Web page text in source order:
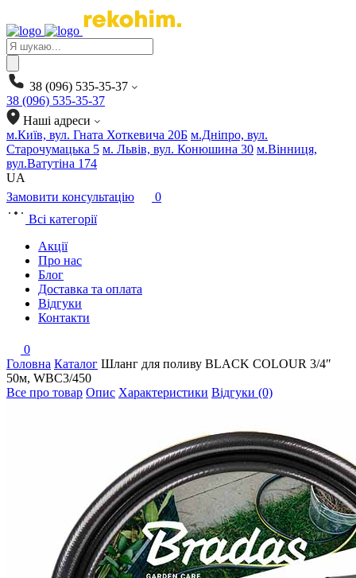
Products
search
38 (096) 535-35-37
38 (096) 535-35-37
Наші адреси
м.Київ, вул. Гната Хоткевича 20Б м.Дніпро, вул.
Старочумацька 5 м. Львів, вул. Конюшина 30 м.Вінниця,
вул.Ватутіна 174
UA
Замовити консультацію
0
Всі категорії
Акції
Про нас
Блог
Доставка та оплата
Відгуки
Контакти
0
Головна Каталог Шланг для поливу BLACK COLOUR 3/4″
50м, WBC3/450
Все про товар Опис Характеристики Відгуки (0)